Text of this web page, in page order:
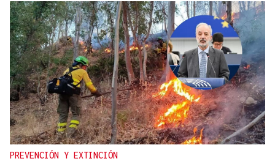
PREVENCIÓN Y EXTINCIÓN